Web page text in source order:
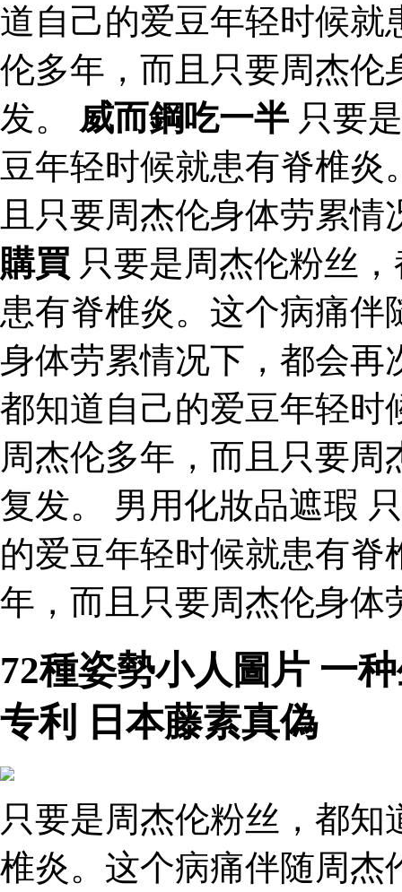
道自己的爱豆年轻时候就
伦多年，而且只要周杰伦
发。 威而鋼吃一半 只要
豆年轻时候就患有脊椎
且只要周杰伦身体劳累
購買 只要是周杰伦粉丝
患有脊椎炎。这个病痛
身体劳累情况下，都会再
都知道自己的爱豆年轻时
周杰伦多年，而且只要
复发。 男用化妝品遮瑕
的爱豆年轻时候就患有
年，而且只要周杰伦身体
72種姿勢小人圖片 一
专利 日本藤素真偽
只要是周杰伦粉丝，都
椎炎。这个病痛伴随周杰